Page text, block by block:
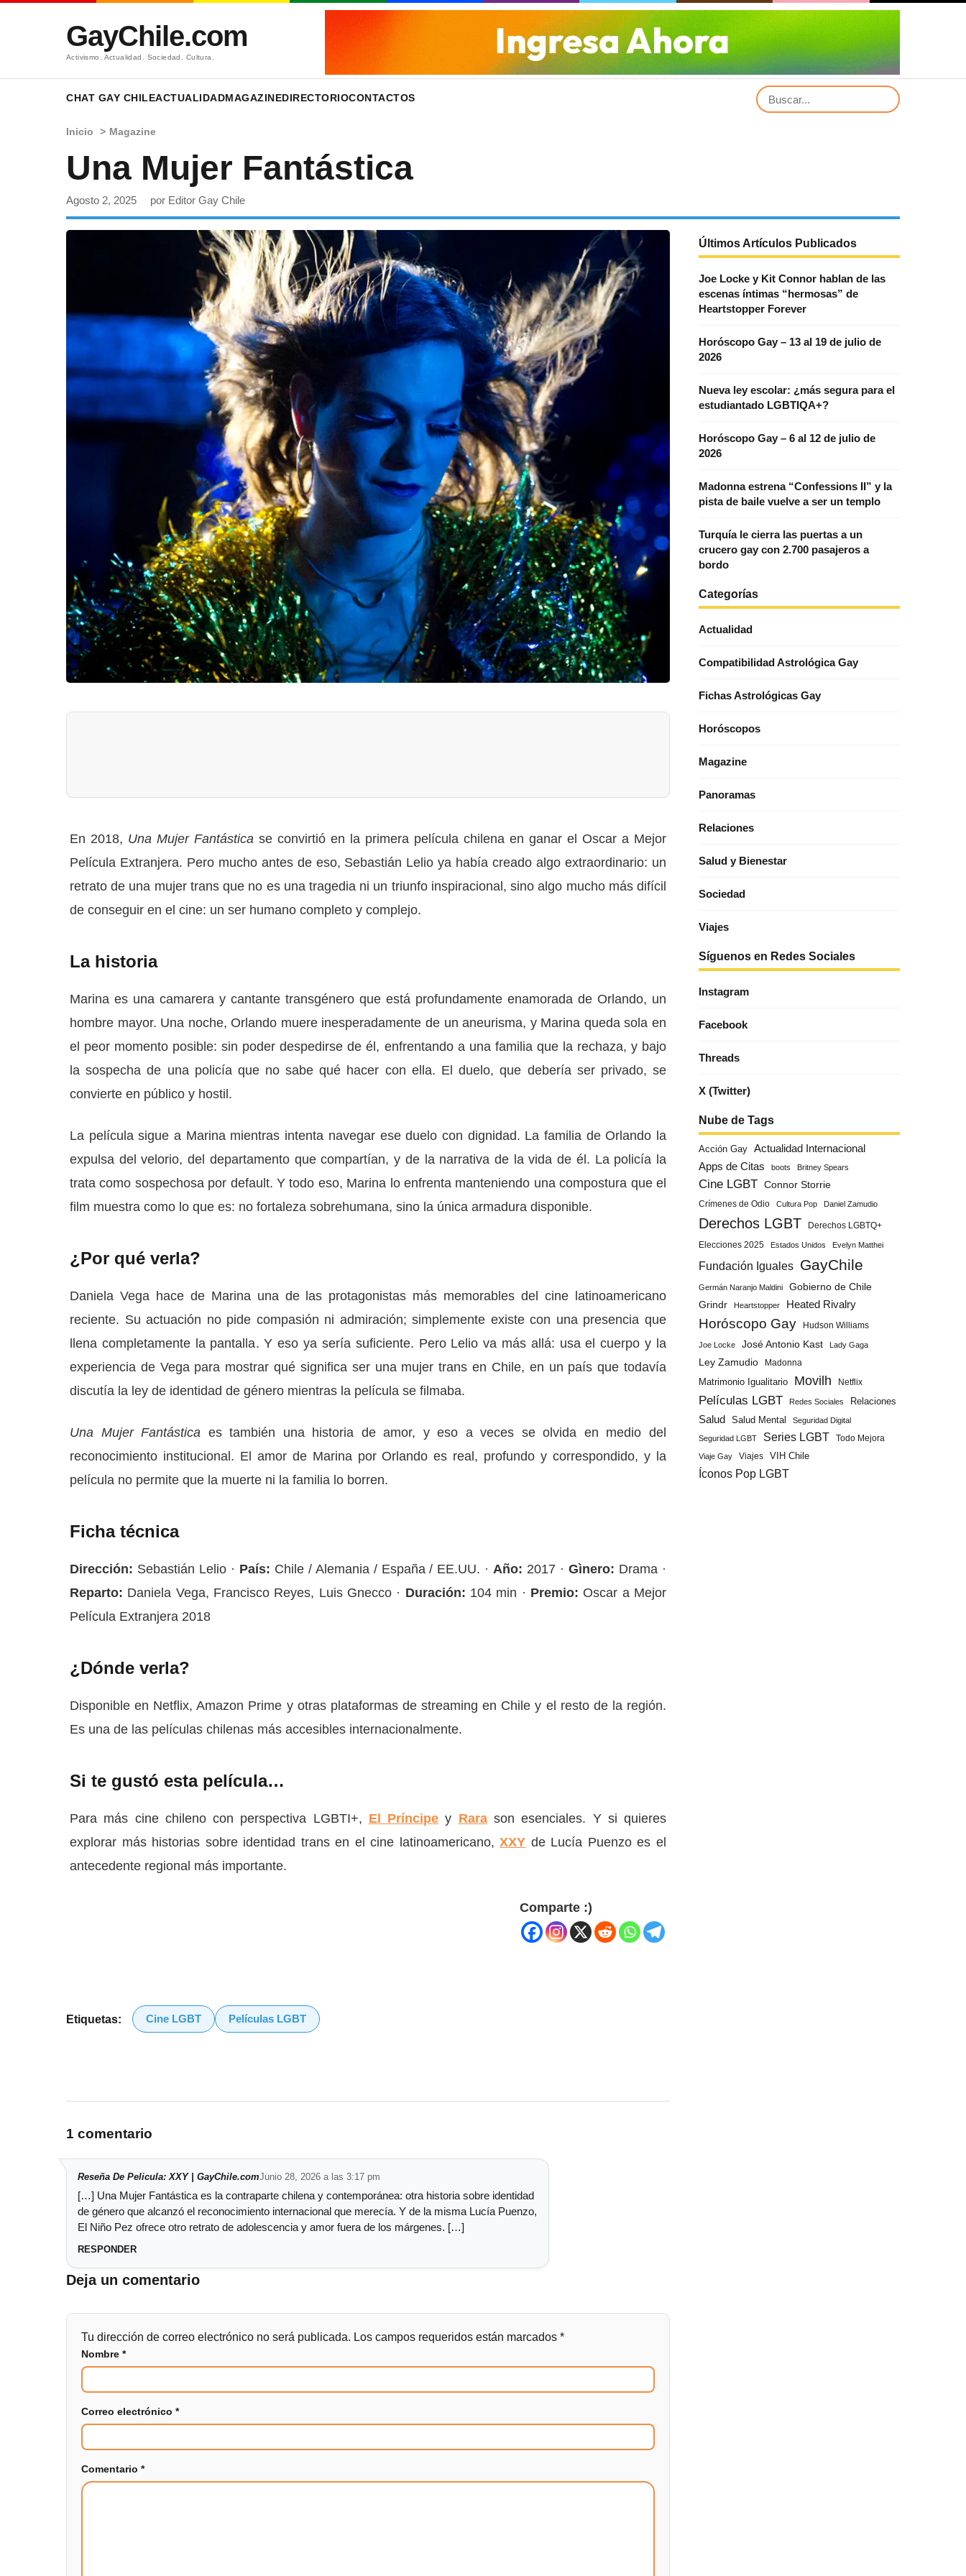
GayChile.com
Activismo. Actualidad. Sociedad. Cultura.
CHAT GAY CHILEACTUALIDADMAGAZINEDIRECTORIOCONTACTOS
Inicio > Magazine
Una Mujer Fantástica
Agosto 2, 2025 por Editor Gay Chile
En 2018, Una Mujer Fantástica se convirtió en la primera película chilena en ganar el Oscar a Mejor
Película Extranjera. Pero mucho antes de eso, Sebastián Lelio ya había creado algo extraordinario: un
retrato de una mujer trans que no es una tragedia ni un triunfo inspiracional, sino algo mucho más difícil
de conseguir en el cine: un ser humano completo y complejo.
La historia
Marina es una camarera y cantante transgénero que está profundamente enamorada de Orlando, un
hombre mayor. Una noche, Orlando muere inesperadamente de un aneurisma, y Marina queda sola en
el peor momento posible: sin poder despedirse de él, enfrentando a una familia que la rechaza, y bajo
la sospecha de una policía que no sabe qué hacer con ella. El duelo, que debería ser privado, se
convierte en público y hostil.
La película sigue a Marina mientras intenta navegar ese duelo con dignidad. La familia de Orlando la
expulsa del velorio, del departamento que compartían, y de la narrativa de la vida de él. La policía la
trata como sospechosa por default. Y todo eso, Marina lo enfrenta manteniendo una compostura que el
film muestra como lo que es: no fortaleza sobrehumana, sino la única armadura disponible.
¿Por qué verla?
Daniela Vega hace de Marina una de las protagonistas más memorables del cine latinoamericano
reciente. Su actuación no pide compasión ni admiración; simplemente existe con una presencia que
llena completamente la pantalla. Y eso ya sería suficiente. Pero Lelio va más allá: usa el cuerpo y la
experiencia de Vega para mostrar qué significa ser una mujer trans en Chile, en un país que todavía
discutía la ley de identidad de género mientras la película se filmaba.
Una Mujer Fantástica es también una historia de amor, y eso a veces se olvida en medio del
reconocimiento institucional. El amor de Marina por Orlando es real, profundo y correspondido, y la
película no permite que la muerte ni la familia lo borren.
Ficha técnica
Dirección: Sebastián Lelio · País: Chile / Alemania / España / EE.UU. · Año: 2017 ·Gìnero: Drama ·
Reparto: Daniela Vega, Francisco Reyes, Luis Gnecco · Duración: 104 min · Premio: Oscar a Mejor
Película Extranjera 2018
¿Dónde verla?
Disponible en Netflix, Amazon Prime y otras plataformas de streaming en Chile y el resto de la región.
Es una de las películas chilenas más accesibles internacionalmente.
Si te gustó esta película…
Para más cine chileno con perspectiva LGBTI+, El Príncipe y Rarason esenciales. Y si quieres
explorar más historias sobre identidad trans en el cine latinoamericano,XXY de Lucía Puenzo es el
antecedente regional más importante.
Comparte :)
Etiquetas: Cine LGBT Películas LGBT
1 comentario
Reseña De Pelicula: XXY | GayChile.comJunio 28, 2026 a las 3:17 pm
[…] Una Mujer Fantástica es la contraparte chilena y contemporánea: otra historia sobre identidad
de género que alcanzó el reconocimiento internacional que merecía. Y de la misma Lucía Puenzo,
El Niño Pez ofrece otro retrato de adolescencia y amor fuera de los márgenes. […]
RESPONDER
Deja un comentario
Tu dirección de correo electrónico no será publicada. Los campos requeridos están marcados *
Nombre *
Correo electrónico *
Comentario *
Últimos Artículos Publicados
Joe Locke y Kit Connor hablan de las
escenas íntimas “hermosas” de
Heartstopper Forever
Horóscopo Gay – 13 al 19 de julio de
2026
Nueva ley escolar: ¿más segura para el
estudiantado LGBTIQA+?
Horóscopo Gay – 6 al 12 de julio de
2026
Madonna estrena “Confessions II” y la
pista de baile vuelve a ser un templo
Turquía le cierra las puertas a un
crucero gay con 2.700 pasajeros a
bordo
Categorías
Actualidad
Compatibilidad Astrológica Gay
Fichas Astrológicas Gay
Horóscopos
Magazine
Panoramas
Relaciones
Salud y Bienestar
Sociedad
Viajes
Síguenos en Redes Sociales
Instagram
Facebook
Threads
X (Twitter)
Nube de Tags
Acción Gay
Actualidad Internacional
Apps de Citas
boots Britney Spears
Cine LGBT Connor Storrie
Crímenes de Odio Cultura Pop Daniel Zamudio
Derechos LGBT
Derechos LGBTQ+
Elecciones 2025
Estados Unidos Evelyn Matthei
Fundación Iguales GayChile
Germán Naranjo Maldini
Gobierno de Chile
Grindr
Heartstopper Heated Rivalry
Horóscopo Gay Hudson Williams
Joe Locke José Antonio Kast Lady Gaga
Ley Zamudio Madonna
Matrimonio Igualitario Movilh Netflix
Películas LGBT Redes Sociales Relaciones
Salud Salud Mental Seguridad Digital
Seguridad LGBT Series LGBT Todo Mejora
Viaje Gay Viajes VIH Chile
Íconos Pop LGBT